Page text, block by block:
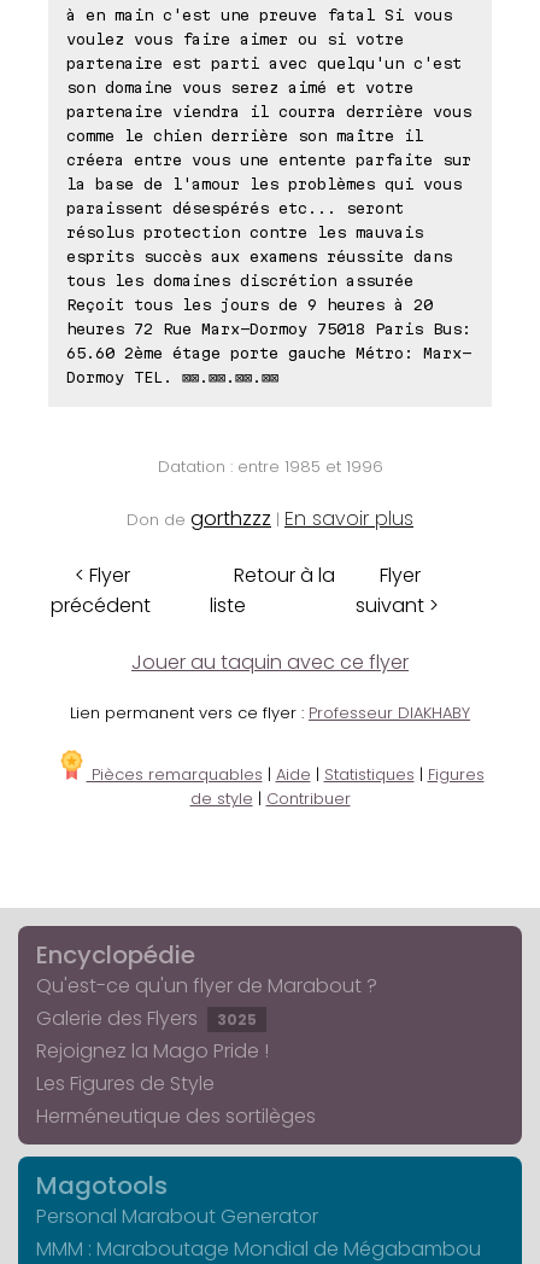
à en main c'est une preuve fatal Si vous
voulez vous faire aimer ou si votre
partenaire est parti avec quelqu'un c'est
son domaine vous serez aimé et votre
partenaire viendra il courra derrière vous
comme le chien derrière son maître il
créera entre vous une entente parfaite sur
la base de l'amour les problèmes qui vous
paraissent désespérés etc... seront
résolus protection contre les mauvais
esprits succès aux examens réussite dans
tous les domaines discrétion assurée
Reçoit tous les jours de 9 heures à 20
heures 72 Rue Marx-Dormoy 75018 Paris Bus:
65.60 2ème étage porte gauche Métro: Marx-
Dormoy TEL. ⊠⊠.⊠⊠.⊠⊠.⊠⊠
Datation : entre 1985 et 1996
Don de gorthzzz | En savoir plus
< Flyer
précédent
Retour à la
liste
Flyer
suivant >
Jouer au taquin avec ce flyer
Lien permanent vers ce flyer : Professeur DIAKHABY
Pièces remarquables | Aide | Statistiques | Figures
de style | Contribuer
Encyclopédie
Qu'est-ce qu'un flyer de Marabout ?
Galerie des Flyers
3025
Rejoignez la Mago Pride !
Les Figures de Style
Herméneutique des sortilèges
Magotools
Personal Marabout Generator
MMM : Maraboutage Mondial de Mégabambou